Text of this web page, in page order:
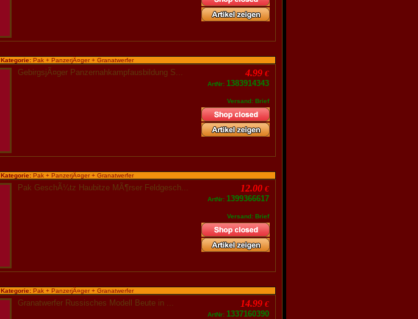
Kategorie: Pak + PanzerjÃ¤ger + Granatwerfer
GebirgsjÃ¤ger Panzernahkampfausbildung S... 4.99 €
ArtNr: 1383914343
Versand: Brief
Kategorie: Pak + PanzerjÃ¤ger + Granatwerfer
Pak GeschÃ¼tz Haubitze MÃ¶rser Feldgesch... 12.00 €
ArtNr: 1399366617
Versand: Brief
Kategorie: Pak + PanzerjÃ¤ger + Granatwerfer
Granatwerfer Russisches Modell Beute in ... 14.99 €
ArtNr: 1337160390